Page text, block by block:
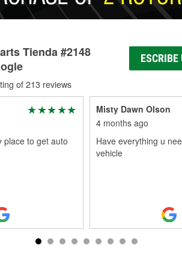
Tienda #2148
of 213 reviews
place to get auto
Misty Dawn Olson
4 months ago
Have everything u
vehicle